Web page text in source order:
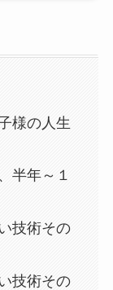
様の人生
半年～１
技術その
技術その